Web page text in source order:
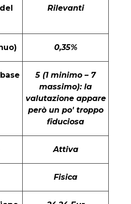
Rilevanti
0,35%
5 (1 minimo – 7
massimo): la
valutazione appare
però un po' troppo
fiduciosa
Attiva
Fisica